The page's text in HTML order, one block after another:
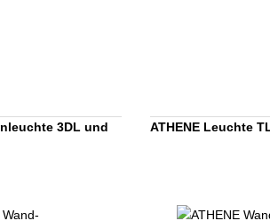
3DL und
ATHENE Leuchte